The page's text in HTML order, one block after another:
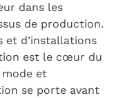
dans les
de production.
et d’installations
est le cœur du
mode et
se porte avant